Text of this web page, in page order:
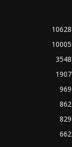
10628
10005
3548
1907
969
862
829
662